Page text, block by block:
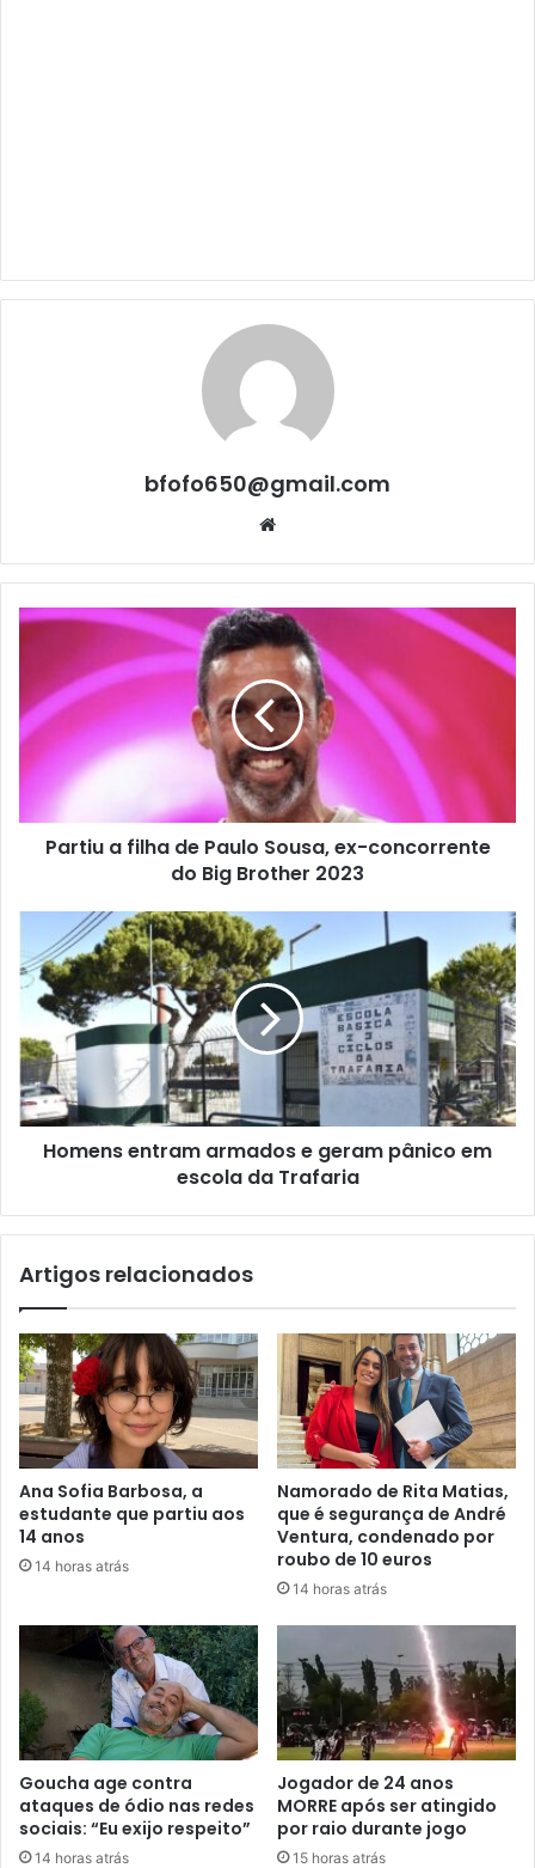
bfofo650@gmail.com
Website
Partiu a filha de Paulo Sousa, ex-concorrente
do Big Brother 2023
Homens entram armados e geram pânico em
escola da Trafaria
Artigos relacionados
Ana Sofia Barbosa, a
estudante que partiu aos
14 anos
14 horas atrás
Namorado de Rita Matias,
que é segurança de André
Ventura, condenado por
roubo de 10 euros
14 horas atrás
Goucha age contra
ataques de ódio nas redes
sociais: “Eu exijo respeito”
14 horas atrás
Jogador de 24 anos
MORRE após ser atingido
por raio durante jogo
15 horas atrás